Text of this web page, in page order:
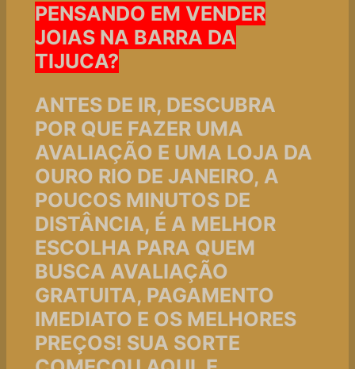
PENSANDO EM VENDER
JOIAS NA BARRA DA
TIJUCA?
ANTES DE IR, DESCUBRA
POR QUE FAZER UMA
AVALIAÇÃO E UMA LOJA DA
OURO RIO DE JANEIRO, A
POUCOS MINUTOS DE
DISTÂNCIA, É A MELHOR
ESCOLHA PARA QUEM
BUSCA AVALIAÇÃO
GRATUITA, PAGAMENTO
IMEDIATO E OS MELHORES
PREÇOS! SUA SORTE